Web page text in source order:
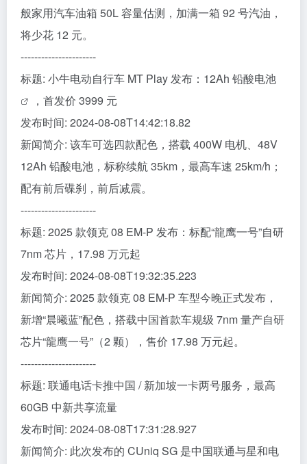
般家用汽车油箱 50L 容量估测，加满一箱 92 号汽油，
将少花 12 元。
----------------------
标题: 小牛电动自行车 MT Play 发布：12Ah 铅酸电池
，首发价 3999 元
发布时间: 2024-08-08T14:42:18.82
新闻简介: 该车可选四款配色，搭载 400W 电机、48V
12Ah 铅酸电池，标称续航 35km，最高车速 25km/h；
配有前后碟刹，前后减震。
----------------------
标题: 2025 款领克 08 EM-P 发布：标配“龍鹰一号”自研
7nm 芯片，17.98 万元起
发布时间: 2024-08-08T19:32:35.223
新闻简介: 2025 款领克 08 EM-P 车型今晚正式发布，
新增“晨曦蓝”配色，搭载中国首款车规级 7nm 量产自研
芯片“龍鹰一号”（2 颗），售价 17.98 万元起。
----------------------
标题: 联通电话卡推中国 / 新加坡一卡两号服务，最高
60GB 中新共享流量
发布时间: 2024-08-08T17:31:28.927
新闻简介: 此次发布的 CUniq SG 是中国联通与星和电